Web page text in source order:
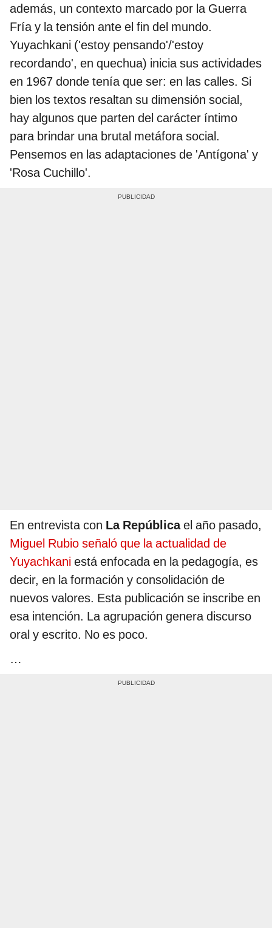
además, un contexto marcado por la Guerra
Fría y la tensión ante el fin del mundo.
Yuyachkani ('estoy pensando'/'estoy
recordando', en quechua) inicia sus actividades
en 1967 donde tenía que ser: en las calles. Si
bien los textos resaltan su dimensión social,
hay algunos que parten del carácter íntimo
para brindar una brutal metáfora social.
Pensemos en las adaptaciones de 'Antígona' y
'Rosa Cuchillo'.
En entrevista con La Repúblicael año pasado,
Miguel Rubio señaló que la actualidad de
Yuyachkani está enfocada en la pedagogía, es
decir, en la formación y consolidación de
nuevos valores. Esta publicación se inscribe en
esa intención. La agrupación genera discurso
oral y escrito. No es poco.
…